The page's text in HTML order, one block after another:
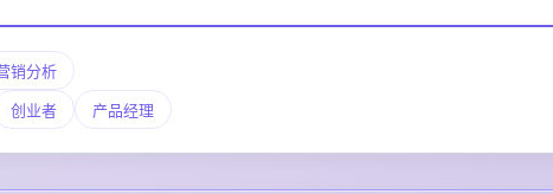
销分析
创业者 产品经理